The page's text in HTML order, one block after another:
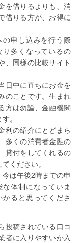
を借りるよりも、消
借りる方が、お得に
申し込みを行う際
多くなっているの
、同様の比較サイト
日中に直ちにお金を
のことです。生まれ
方は勿論、金融機関
。
利の紹介にとどまら
多くの消費者金融の
貸付をしてくれるの
ください。
は午後2時までの申
体制になっていま
ると思ってくださ
投稿されている口コ
者に入りやすいか入